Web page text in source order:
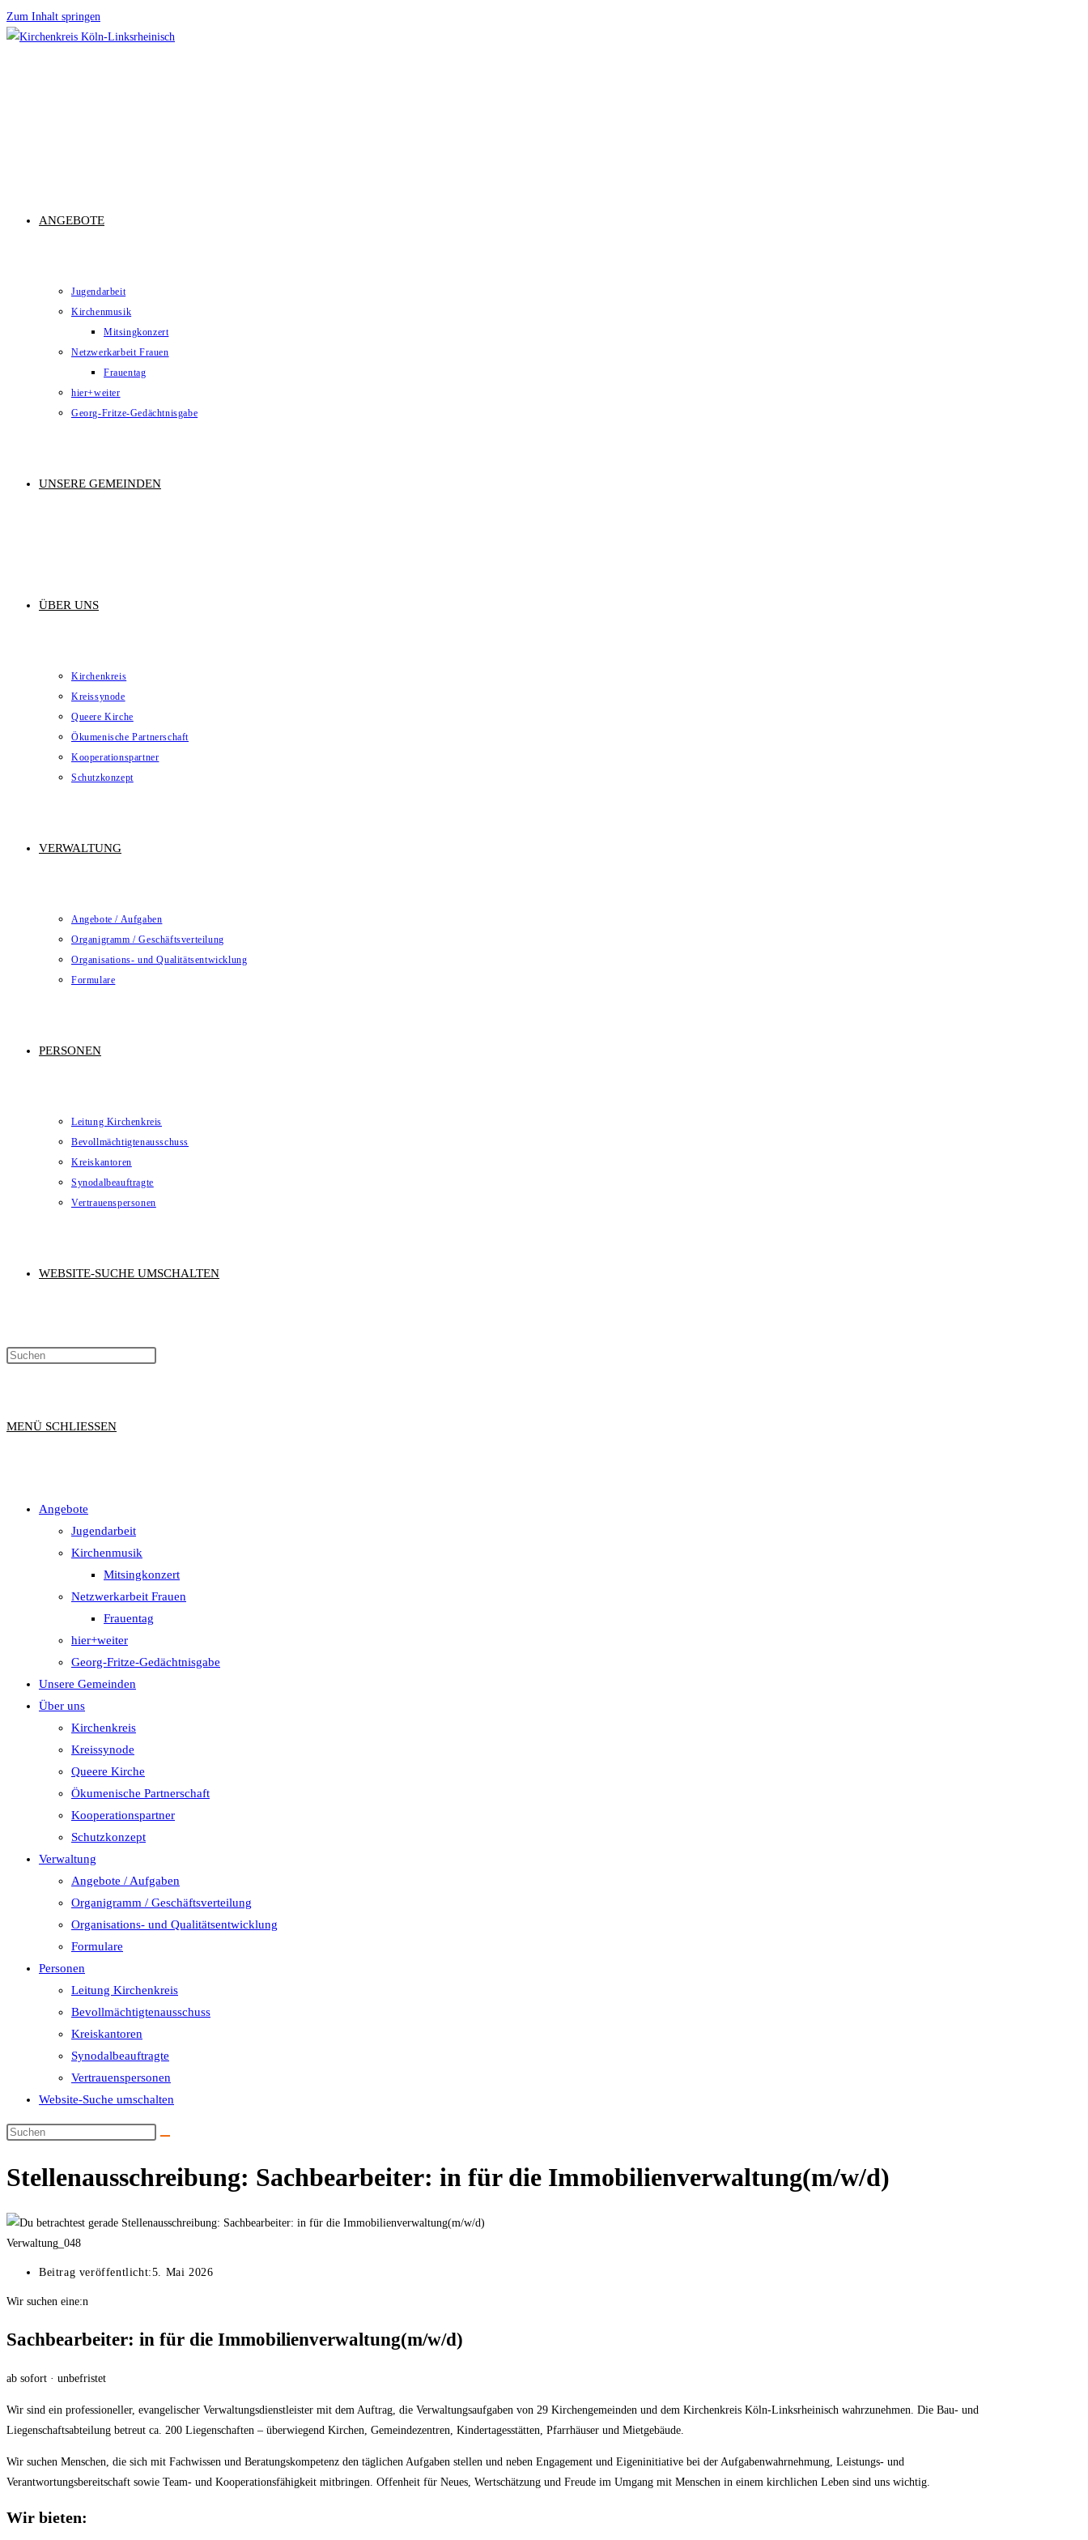
Zum Inhalt springen
ANGEBOTE
Jugendarbeit
Kirchenmusik
Mitsingkonzert
Netzwerkarbeit Frauen
Frauentag
hier+weiter
Georg-Fritze-Gedächtnisgabe
UNSERE GEMEINDEN
ÜBER UNS
Kirchenkreis
Kreissynode
Queere Kirche
Ökumenische Partnerschaft
Kooperationspartner
Schutzkonzept
VERWALTUNG
Angebote / Aufgaben
Organigramm / Geschäftsverteilung
Organisations- und Qualitätsentwicklung
Formulare
PERSONEN
Leitung Kirchenkreis
Bevollmächtigtenausschuss
Kreiskantoren
Synodalbeauftragte
Vertrauenspersonen
WEBSITE-SUCHE UMSCHALTEN
MENÜ SCHLIESSEN
Angebote
Jugendarbeit
Kirchenmusik
Mitsingkonzert
Netzwerkarbeit Frauen
Frauentag
hier+weiter
Georg-Fritze-Gedächtnisgabe
Unsere Gemeinden
Über uns
Kirchenkreis
Kreissynode
Queere Kirche
Ökumenische Partnerschaft
Kooperationspartner
Schutzkonzept
Verwaltung
Angebote / Aufgaben
Organigramm / Geschäftsverteilung
Organisations- und Qualitätsentwicklung
Formulare
Personen
Leitung Kirchenkreis
Bevollmächtigtenausschuss
Kreiskantoren
Synodalbeauftragte
Vertrauenspersonen
Website-Suche umschalten
Stellenausschreibung: Sachbearbeiter: in für die Immobilienverwaltung(m/w/d)
Verwaltung_048
Beitrag veröffentlicht:5. Mai 2026
Wir suchen eine:n
Sachbearbeiter: in für die Immobilienverwaltung(m/w/d)
ab sofort · unbefristet
Wir sind ein professioneller, evangelischer Verwaltungsdienstleister mit dem Auftrag, die Verwaltungsaufgaben von 29 Kirchengemeinden und dem Kirchenkreis Köln-Linksrheinisch wahrzunehmen. Die Bau- und
Liegenschaftsabteilung betreut ca. 200 Liegenschaften – überwiegend Kirchen, Gemeindezentren, Kindertagesstätten, Pfarrhäuser und Mietgebäude.
Wir suchen Menschen, die sich mit Fachwissen und Beratungskompetenz den täglichen Aufgaben stellen und neben Engagement und Eigeninitiative bei der Aufgabenwahrnehmung, Leistungs- und
Verantwortungsbereitschaft sowie Team- und Kooperationsfähigkeit mitbringen. Offenheit für Neues, Wertschätzung und Freude im Umgang mit Menschen in einem kirchlichen Leben sind uns wichtig.
Wir bieten: